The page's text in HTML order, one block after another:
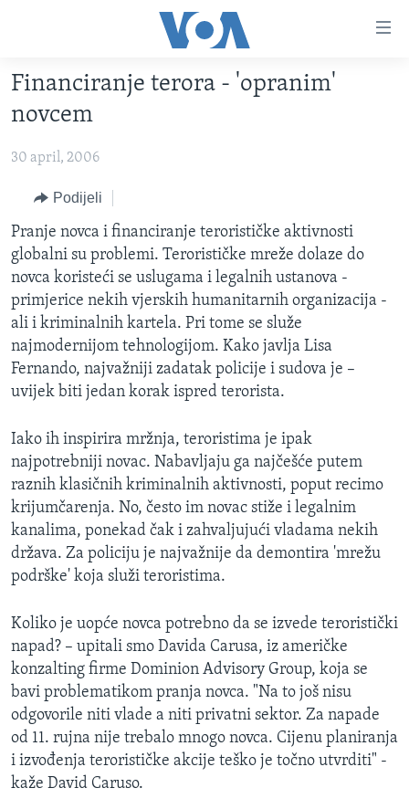
glavni
sadržaj
na
navigaciju
Idi
na
pretragu
FOTOGRAFIJE DANA
VIJESTI
SJEDINJENE AMERIČKE DRŽAVE
BOSNA I HERCEGOVINA
SVIJET
NAUKA I TEHNOLOGIJA
SPECIJALNI PROJEKTI
KORUPCIJA
SLOBODA MEDIJA
ŽENSKA STRANA
IZBJEGLIČKA STRANA
MAGAZIN
O GLASU AMERIKE
Learning English
PRATITE NAS
Jezici
Financiranje terora - 'opranim'
novcem
30 april, 2006
Podijeli
Pranje novca i financiranje terorističke aktivnosti
globalni su problemi. Terorističke mreže dolaze do
novca koristeći se uslugama i legalnih ustanova -
primjerice nekih vjerskih humanitarnih organizacija -
ali i kriminalnih kartela. Pri tome se služe
najmodernijom tehnologijom. Kako javlja Lisa
Fernando, najvažniji zadatak policije i sudova je –
uvijek biti jedan korak ispred terorista.
Iako ih inspirira mržnja, teroristima je ipak
najpotrebniji novac. Nabavljaju ga najčešće putem
raznih klasičnih kriminalnih aktivnosti, poput recimo
krijumčarenja. No, često im novac stiže i legalnim
kanalima, ponekad čak i zahvaljujući vladama nekih
država. Za policiju je najvažnije da demontira 'mrežu
podrške' koja služi teroristima.
Koliko je uopće novca potrebno da se izvede teroristički
napad? – upitali smo Davida Carusa, iz američke
konzalting firme Dominion Advisory Group, koja se
bavi problematikom pranja novca. "Na to još nisu
odgovorile niti vlade a niti privatni sektor. Za napade
od 11. rujna nije trebalo mnogo novca. Cijenu planiranja
i izvođenja terorističke akcije teško je točno utvrditi" -
kaže David Caruso.